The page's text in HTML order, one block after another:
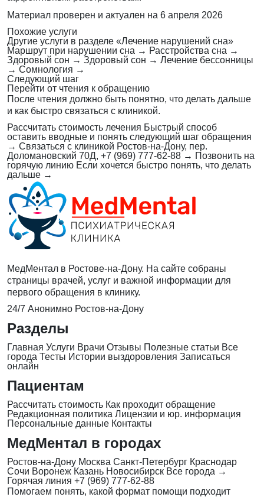
Материал проверен и актуален на 6 апреля 2026
Похожие услуги
Другие услуги в разделе «Лечение нарушений сна»
Маршрут при нарушении сна → Расстройства сна →
Здоровый сон → Здоровый сон → Лечение бессонницы
→ Сомнология →
Следующий шаг
Перейти от чтения к обращению
После чтения должно быть понятно, что делать дальше
и как быстро связаться с клиникой.
Рассчитать стоимость лечения Быстрый способ
оставить вводные и понять следующий шаг обращения
→ Связаться с клиникой Ростов-на-Дону, пер.
Доломановский 70Д, +7 (969) 777-62-88 → Позвонить на
горячую линию Если хочется быстро понять, что делать
дальше →
МедМентал в Ростове-на-Дону. На сайте собраны
страницы врачей, услуг и важной информации для
первого обращения в клинику.
24/7 Анонимно Ростов-на-Дону
Разделы
Главная Услуги Врачи Отзывы Полезные статьи Все
города Тесты Истории выздоровления Записаться
онлайн
Пациентам
Рассчитать стоимость Как проходит обращение
Редакционная политика Лицензии и юр. информация
Персональные данные Контакты
МедМентал в городах
Ростов-на-Дону Москва Санкт-Петербург Краснодар
Сочи Воронеж Казань Новосибирск Все города →
Горячая линия +7 (969) 777-62-88
Помогаем понять, какой формат помощи подходит